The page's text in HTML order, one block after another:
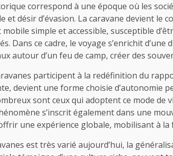
correspond à une époque où les
et désir d’évasion. La caravane devient le
simple et accessible, susceptible
Dans ce cadre, le voyage s’enrichit
autour d’un feu de camp, créer des
participent à la redéfinition du
devient une forme choisie d’autonomie
sont ceux qui adoptent ce mode de
s’inscrit également dans une
une expérience globale, mobilisant à
est très varié aujourd’hui, la